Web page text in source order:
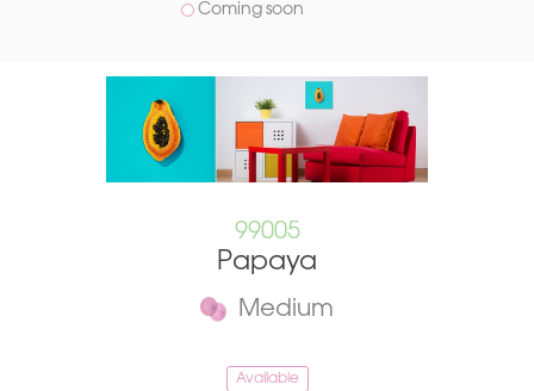
Coming soon
99005
Papaya
Medium
Available